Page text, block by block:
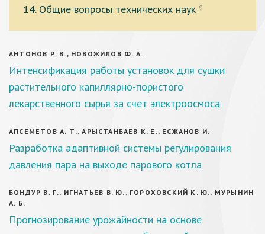
14. Общие вопросы технических наук 9
АНТОНОВ Р. В., НОВОЖИЛОВ Ф. А.
Интенсификация работы установок для сушки
растительного капиллярно-пористого
лекарственного сырья за счет электроосмоса
АПСЕМЕТОВ А. Т., АРЫСТАНБАЕВ К. Е., ЕСЖАНОВ И.
Разработка адаптивной системы регулирования
давления пара на выходе парового котла
БОНДУР В. Г., ИГНАТЬЕВ В. Ю., ГОРОХОВСКИЙ К. Ю., МУРЫНИН
А. Б.
Прогнозирование урожайности на основе